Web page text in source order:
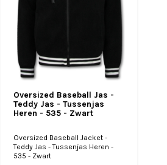
Oversized Baseball Jas -
Teddy Jas - Tussenjas
Heren - 535 - Zwart
Oversized Baseball Jacket -
Teddy Jas - Tussenjas Heren -
535 - Zwart